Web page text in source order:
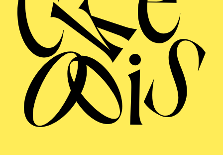
SEPTEMBER 2026
PHILHARMONIE ESSEN
Freitag
04.09.2026
20:00 - 23:00
Alfried Krupp Saal